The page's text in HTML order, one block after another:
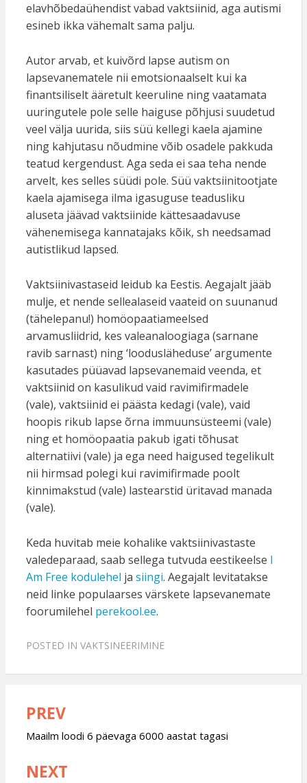
elavhõbedaühendist vabad vaktsiinid, aga autismi
esineb ikka vähemalt sama palju.
Autor arvab, et kuivõrd lapse autism on
lapsevanematele nii emotsionaalselt kui ka
finantsiliselt ääretult keeruline ning vaatamata
uuringutele pole selle haiguse põhjusi suudetud
veel välja uurida, siis süü kellegi kaela ajamine
ning kahjutasu nõudmine võib osadele pakkuda
teatud kergendust. Aga seda ei saa teha nende
arvelt, kes selles süüdi pole. Süü vaktsiinitootjate
kaela ajamisega ilma igasuguse teadusliku
aluseta jäävad vaktsiinide kättesaadavuse
vähenemisega kannatajaks kõik, sh needsamad
autistlikud lapsed.
Vaktsiinivastaseid leidub ka Eestis. Aegajalt jääb
mulje, et nende sellealaseid vaateid on suunanud
(tähelepanu!) homöopaatiameelsed
arvamusliidrid, kes valeanaloogiaga (sarnane
ravib sarnast) ning ‘loodusläheduse’ argumente
kasutades püüavad lapsevanemaid veenda, et
vaktsiinid on kasulikud vaid ravimifirmadele
(vale), vaktsiinid ei päästa kedagi (vale), vaid
hoopis rikub lapse õrna immuunsüsteemi (vale)
ning et homöopaatia pakub igati tõhusat
alternatiivi (vale) ja ega need haigused tegelikult
nii hirmsad polegi kui ravimifirmade poolt
kinnimakstud (vale) lastearstid üritavad manada
(vale).
Keda huvitab meie kohalike vaktsiinivastaste
valedeparaad, saab sellega tutvuda eestikeelse I
Am Free kodulehel ja siingi. Aegajalt levitatakse
neid linke populaarses värskete lapsevanemate
foorumilehel perekool.ee.
POSTED IN VAKTSINEERIMINE
Post
navigation
PREV
Maailm loodi 6 päevaga 6000 aastat tagasi
NEXT